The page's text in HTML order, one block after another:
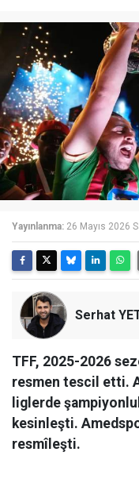
Yayınlanma: 26 Mayıs 2026
Serhat
TFF, 2025-2026
resmen tescil etti.
liglerde
kesinleşti.
resmîleşti.